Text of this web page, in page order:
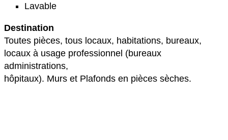
Lavable
Destination
Toutes pièces, tous locaux, habitations, bureaux,
locaux à usage professionnel (bureaux
administrations,
hôpitaux). Murs et Plafonds en pièces sèches.